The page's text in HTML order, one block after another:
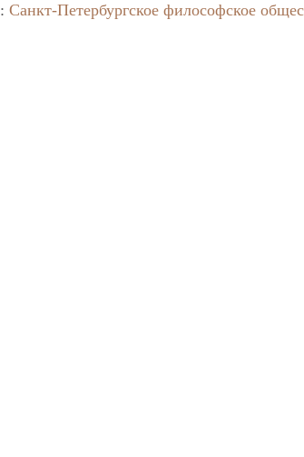
:Санкт-Петербургское философское